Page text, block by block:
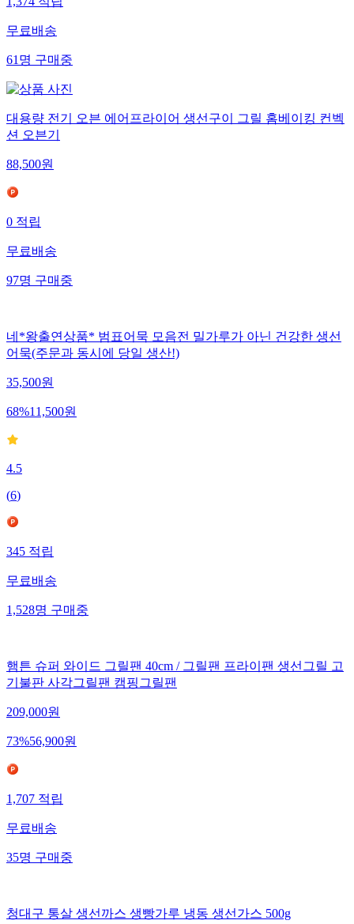
무료배송
61 명 구매중
대용량 전기 오븐 에어프라이어 생선구이 그릴 홈베이킹 컨벡
션 오븐기
88,500원
0 적립
무료배송
97명 구매중
네*왕출연상품* 범표어묵 모음전 밀가루가 아닌 건강한 생선
어묵(주문과 동시에 당일 생산!)
35,500원
68%11,500원
4.5
(6)
345 적립
무료배송
1,528명 구매중
햄튼 슈퍼 와이드 그릴팬 40cm / 그릴팬 프라이팬 생선그릴 고
기불판 사각그릴팬 캠핑그릴팬
209,000원
73%56,900원
1,707 적립
무료배송
35명 구매중
청대구 통살 생선까스 생빵가루 냉동 생선가스 500g